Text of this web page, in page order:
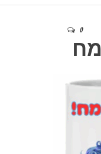
0